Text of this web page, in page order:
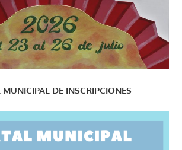
MUNICIPAL DE INSCRIPCIONES